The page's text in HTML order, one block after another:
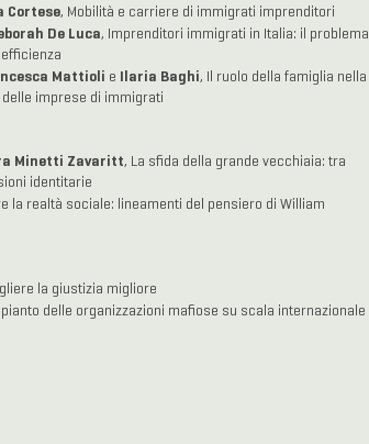
Cortese, Mobilità e carriere di immigrati imprenditori
De Luca, Imprenditori immigrati in Italia: il problema
Mattioli e Ilaria Baghi, Il ruolo della famiglia nella
imprese di immigrati
Minetti Zavaritt, La sfida della grande vecchiaia: tra
identitarie
la realtà sociale: lineamenti del pensiero di William
la giustizia migliore
delle organizzazioni mafiose su scala internazionale